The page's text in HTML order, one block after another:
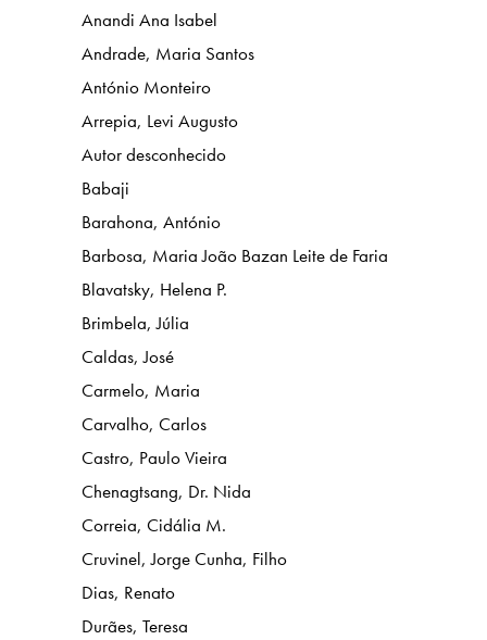
Anandi Ana Isabel
Andrade, Maria Santos
António Monteiro
Arrepia, Levi Augusto
Autor desconhecido
Babaji
Barahona, António
Barbosa, Maria João Bazan Leite de Faria
Blavatsky, Helena P.
Brimbela, Júlia
Caldas, José
Carmelo, Maria
Carvalho, Carlos
Castro, Paulo Vieira
Chenagtsang, Dr. Nida
Correia, Cidália M.
Cruvinel, Jorge Cunha, Filho
Dias, Renato
Durães, Teresa